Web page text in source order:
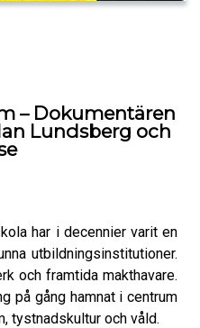
– Dokumentären
Lundsberg och
har i decennier varit en
utbildningsinstitutioner.
och framtida makthavare.
på gång hamnat i centrum
tystnadskultur och våld.